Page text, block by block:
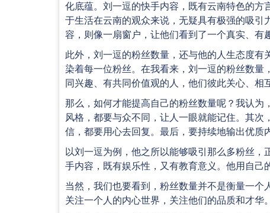
化底蕴。刘一逗的快手内容，既有云南特色的
于生活在云南的观众来说，无疑具有极强的吸
容，则像一扇窗户，让他们看到了一个真实、有
此外，刘一逗的粉丝数量，还与他的人生态度
染着每一位粉丝。在我看来，刘一逗的粉丝数
同兴趣、有共同价值观的人，他们彼此关心、相
那么，如何才能提高自己的粉丝数量呢？我认
风格，都要与众不同，让人一眼就能记住。其
信，都要用心去回复。最后，要持续地输出优质
以刘一逗为例，他之所以能够吸引那么多粉丝
手内容，既有娱乐性，又有教育意义。他用自己
当然，我们也要看到，粉丝数量并不是衡量一
关注一个人的内心世界，关注他们的品质和才华